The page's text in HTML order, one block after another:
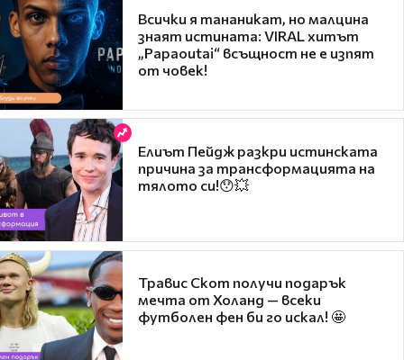
Всички я тананикат, но малцина
знаят истината: VIRAL хитът
„Papaoutai“ всъщност не е изпят
от човек!
Елиът Пейдж разкри истинската
причина за трансформацията на
тялото си!😯💥
Травис Скот получи подарък
мечта от Холанд — всеки
футболен фен би го искал! 🤩